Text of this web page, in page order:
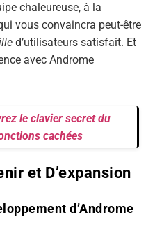
chaleureuse, à la
vous convaincra peut-être
d’utilisateurs satisfait. Et
avec Androme
le clavier secret du
cachées
et D’expansion
d’Androme